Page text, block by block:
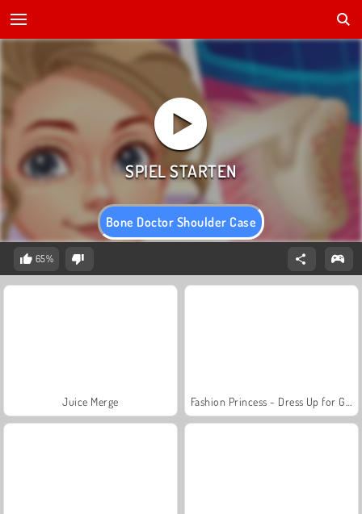
Bone Doctor Shoulder Case
65%
Juice Merge